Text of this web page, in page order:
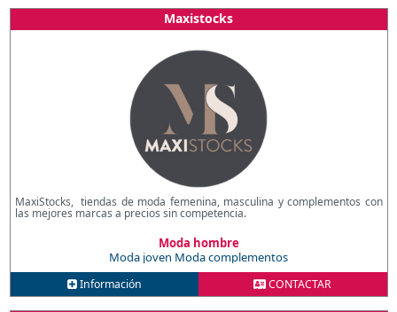
Maxistocks
MaxiStocks, tiendas de moda femenina, masculina y complementos con
las mejores marcas a precios sin competencia.
Moda hombre
Moda joven Moda complementos
Información CONTACTAR